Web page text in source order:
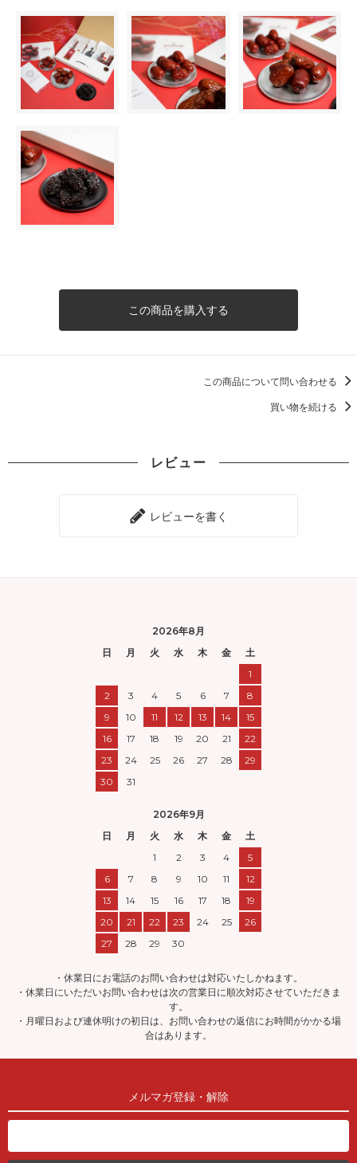
この商品を購入する
この商品について問い合わせる
買い物を続ける
レビュー
レビューを書く
2026年8月
日
月 火 水 木 金
土
1
2
3 4 5 6 7
8
9
10 11 12 13 14
15
16
17 18 19 20 21
22
23
24 25 26 27 28
29
30
31
2026年9月
日
月 火 水 木 金
土
1
2 3 4
5
6
7 8 9 10 11
12
13
14 15 16 17 18
19
20
21 22 23 24 25
26
27
28 29 30
・休業日にお電話のお問い合わせは対応いたしかねます。
・休業日にいただいお問い合わせは次の営業日に順次対応させていただきま
す。
・月曜日および連休明けの初日は、お問い合わせの返信にお時間がかかる場
合はあります。
メルマガ登録・解除